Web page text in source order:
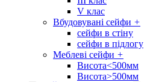
V клас
Вбудовувані сейфи +
сейфи в стіну
сейфи в підлогу
Меблеві сейфи +
Висота<500мм
Висота>500мм